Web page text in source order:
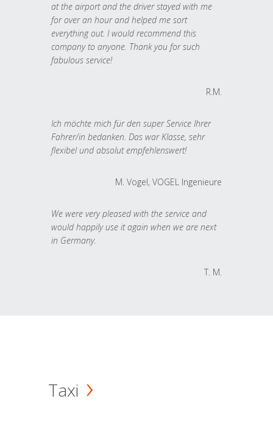
at the airport and the driver stayed with me
for over an hour and helped me sort
everything out. I would recommend this
company to anyone. Thank you for such
fabulous service!
R.M.
Ich möchte mich für den super Service Ihrer
Fahrer/in bedanken. Das war Klasse, sehr
flexibel und absolut empfehlenswert!
M. Vogel, VOGEL Ingenieure
We were very pleased with the service and
would happily use it again when we are next
in Germany.
T. M.
Taxi